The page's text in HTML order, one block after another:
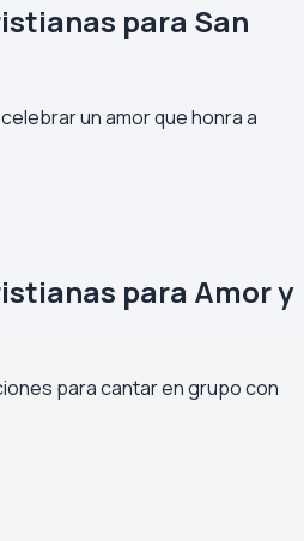
para San
un amor que honra a
para Amor y
para cantar en grupo con